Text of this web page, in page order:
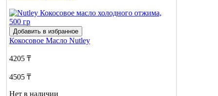
Добавить в избранное
Кокосовое Масло Nutley
4205 ₸
4505 ₸
Нет в наличии